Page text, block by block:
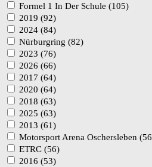
Formel 1 In Der Schule (105)
2019 (92)
2024 (84)
Nürburgring (82)
2023 (76)
2026 (66)
2017 (64)
2020 (64)
2018 (63)
2025 (63)
2013 (61)
Motorsport Arena Oschersleben
ETRC (56)
2016 (53)